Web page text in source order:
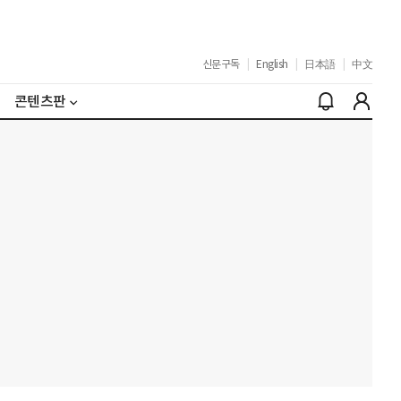
신문구독 English 日本語 中文
콘텐츠판